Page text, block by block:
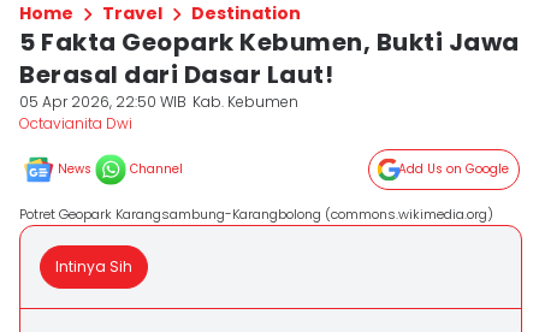
Home Travel Destination
5 Fakta Geopark Kebumen, Bukti Jawa
Berasal dari Dasar Laut!
05 Apr 2026, 22:50 WIB Kab. Kebumen
Octavianita Dwi
News Channel Add Us on Google
Potret Geopark Karangsambung-Karangbolong (commons.wikimedia.org)
Intinya Sih